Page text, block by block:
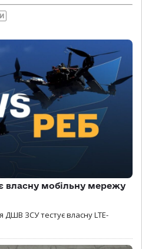
власну мобільну мережу
ДШВ ЗСУ тестує власну LTE-